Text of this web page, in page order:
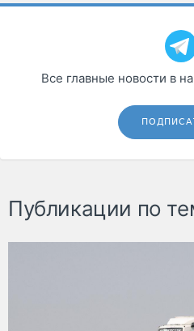
Все главные новости в
Публикации по